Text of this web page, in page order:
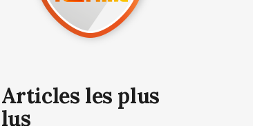
Articles les plus
lus